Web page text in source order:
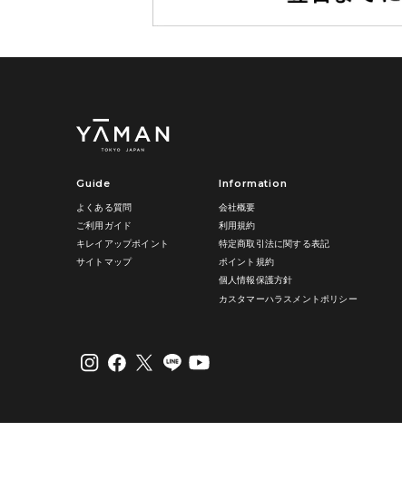
Guide
よくある質問
ご利用ガイド
キレイアップポイント
サイトマップ
Information
会社概要
利用規約
特定商取引法に関する表記
ポイント規約
個人情報保護方針
カスタマーハラスメントポリシー